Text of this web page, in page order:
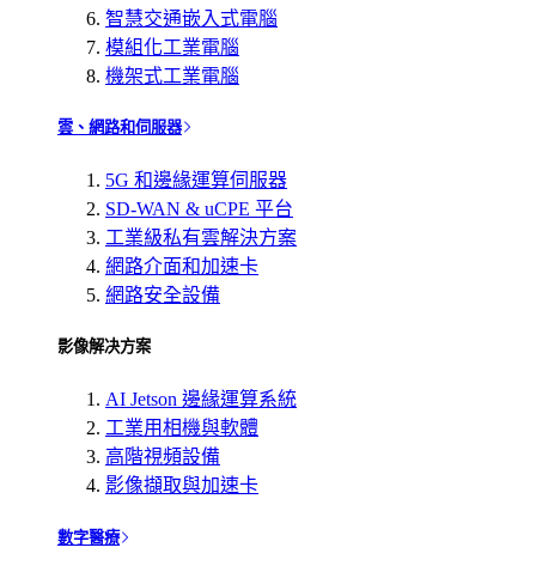
智慧交通嵌入式電腦
模組化工業電腦
機架式工業電腦
雲、網路和伺服器
5G 和邊緣運算伺服器
SD-WAN & uCPE 平台
工業級私有雲解決方案
網路介面和加速卡
網路安全設備
影像解决方案
AI Jetson 邊緣運算系統
工業用相機與軟體
高階視頻設備
影像擷取與加速卡
數字醫療